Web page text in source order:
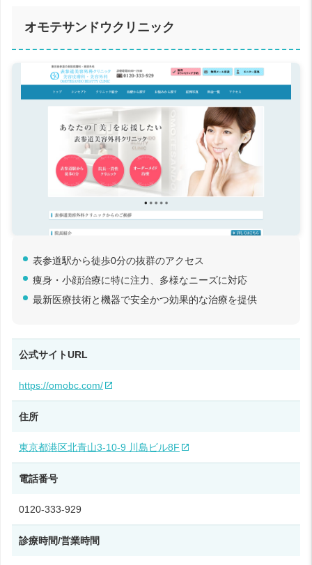
オモテサンドウクリニック
表参道駅から徒歩0分の抜群のアクセス
痩身・小顔治療に特に注力、多様なニーズに対応
最新医療技術と機器で安全かつ効果的な治療を提供
公式サイトURL
https://omobc.com/
住所
東京都港区北青山3-10-9 川島ビル8F
電話番号
0120-333-929
診療時間/営業時間